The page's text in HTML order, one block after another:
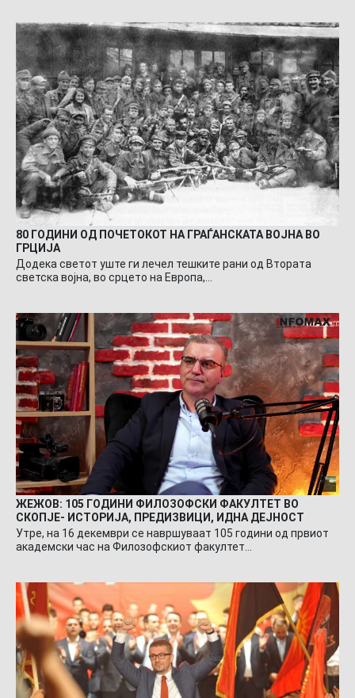
80 ГОДИНИ ОД ПОЧЕТОКОТ НА ГРАЃАНСКАТА ВОЈНА ВО
ГРЦИЈА
Додека светот уште ги лечел тешките рани од Втората
светска војна, во срцето на Европа,…
ЖЕЖОВ: 105 ГОДИНИ ФИЛОЗОФСКИ ФАКУЛТЕТ ВО
СКОПЈЕ- ИСТОРИЈА, ПРЕДИЗВИЦИ, ИДНА ДЕЈНОСТ
Утре, на 16 декември се навршуваат 105 години од првиот
академски час на Филозофскиот факултет…